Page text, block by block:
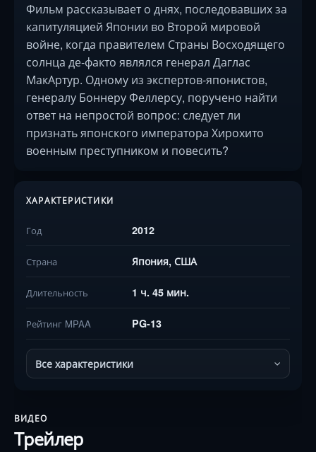
Фильм рассказывает о днях, последовавших за
капитуляцией Японии во Второй мировой
войне, когда правителем Страны Восходящего
солнца де-факто являлся генерал Даглас
МакАртур. Одному из экспертов-японистов,
генералу Боннеру Феллерсу, поручено найти
ответ на непростой вопрос: следует ли
признать японского императора Хирохито
военным преступником и повесить?
ХАРАКТЕРИСТИКИ
Год 2012
Страна Япония, США
Длительность 1 ч. 45 мин.
Рейтинг MPAA PG-13
Все характеристики
ВИДЕО
Трейлер